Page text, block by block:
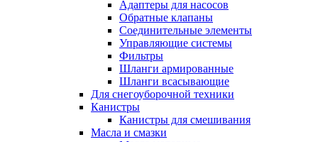
Адаптеры для насосов
Обратные клапаны
Соединительные элементы
Управляющие системы
Фильтры
Шланги армированные
Шланги всасывающие
Для снегоуборочной техники
Канистры
Канистры для смешивания
Масла и смазки